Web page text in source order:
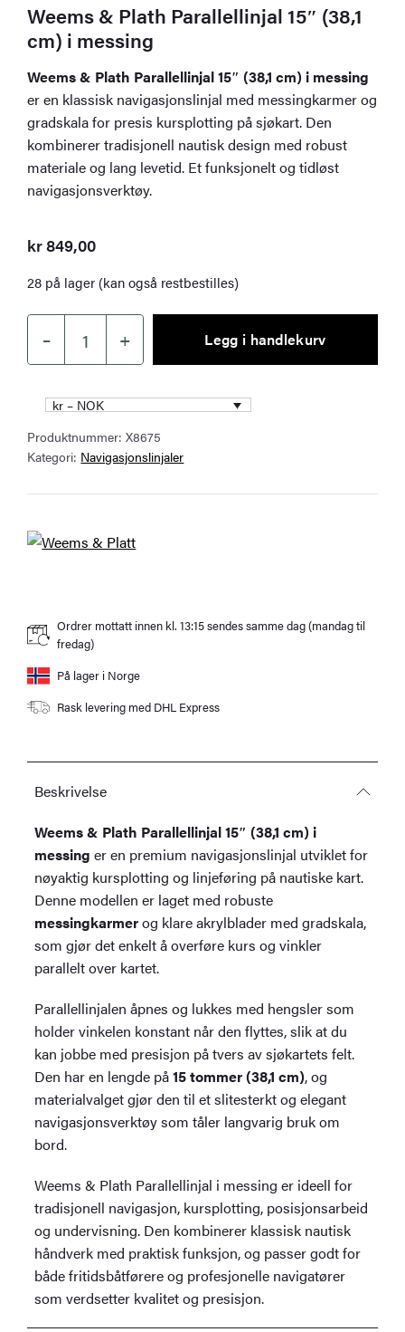
Weems & Plath Parallellinjal 15″ (38,1
cm) i messing
Weems & Plath Parallellinjal 15″ (38,1 cm) i messing
er en klassisk navigasjonslinjal med messingkarmer og
gradskala for presis kursplotting på sjøkart. Den
kombinerer tradisjonell nautisk design med robust
materiale og lang levetid. Et funksjonelt og tidløst
navigasjonsverktøy.
kr849,00
28 på lager (kan også restbestilles)
–
Plath
Parallellinjal
15"
(38,1
messing
antall
+ Legg i handlekurv
kr – NOK
Produktnummer:X8675
Kategori: Navigasjonslinjaler
Ordrer mottatt innen kl. 13:15 sendes samme dag (mandag til
fredag)
På lager i Norge
Rask levering med DHL Express
Beskrivelse
Weems & Plath Parallellinjal 15″ (38,1 cm) i
messing er en premium navigasjonslinjal utviklet for
nøyaktig kursplotting og linjeføring på nautiske kart.
Denne modellen er laget med robuste
messingkarmerog klare akrylblader med gradskala,
som gjør det enkelt å overføre kurs og vinkler
parallelt over kartet.
Parallellinjalen åpnes og lukkes med hengsler som
holder vinkelen konstant når den flyttes, slik at du
kan jobbe med presisjon på tvers av sjøkartets felt.
Den har en lengde på15 tommer (38,1 cm), og
materialvalget gjør den til et slitesterkt og elegant
navigasjonsverktøy som tåler langvarig bruk om
bord.
Weems & Plath Parallellinjal i messing er ideell for
tradisjonell navigasjon, kursplotting, posisjonsarbeid
og undervisning. Den kombinerer klassisk nautisk
håndverk med praktisk funksjon, og passer godt for
både fritidsbåtførere og profesjonelle navigatører
som verdsetter kvalitet og presisjon.